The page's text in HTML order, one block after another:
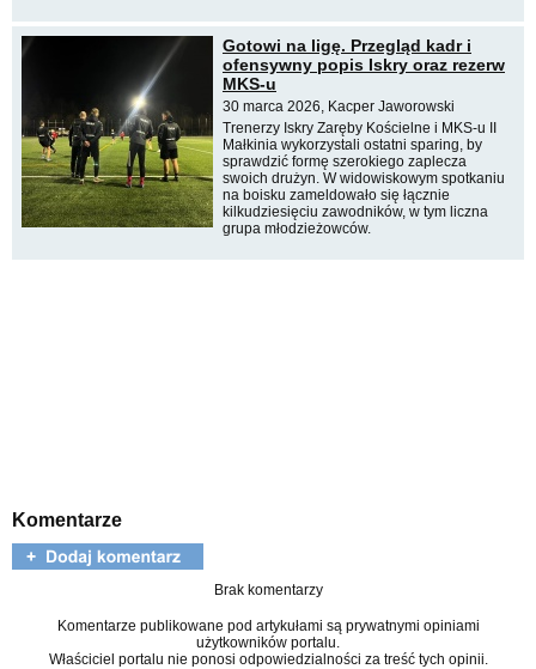
Gotowi na ligę. Przegląd kadr i
ofensywny popis Iskry oraz rezerw
MKS-u
30 marca 2026, Kacper Jaworowski
Trenerzy Iskry Zaręby Kościelne i MKS-u II
Małkinia wykorzystali ostatni sparing, by
sprawdzić formę szerokiego zaplecza
swoich drużyn. W widowiskowym spotkaniu
na boisku zameldowało się łącznie
kilkudziesięciu zawodników, w tym liczna
grupa młodzieżowców.
Komentarze
Brak komentarzy
Komentarze publikowane pod artykułami są prywatnymi opiniami
użytkowników portalu.
Właściciel portalu nie ponosi odpowiedzialności za treść tych opinii.